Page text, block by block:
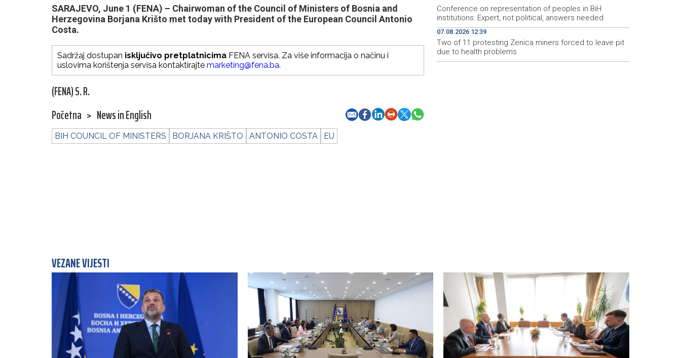
SARAJEVO, June 1 (FENA) – Chairwoman of the Council of Ministers of Bosnia and
Herzegovina Borjana Krišto met today with President of the European Council Antonio
Costa.
Sadržaj dostupan isključivo pretplatnicima FENA servisa. Za više informacija o načinu i
uslovima korištenja servisa kontaktirajte marketing@fena.ba.
(FENA) S. R.
Početna > News in English
BIH COUNCIL OF MINISTERS BORJANA KRIŠTO ANTONIO COSTA EU
Conference on representation of peoples in BiH
institutions: Expert, not political, answers needed
07.08.2026 12:39
Two of 11 protesting Zenica miners forced to leave pit
due to health problems
VEZANE VIJESTI